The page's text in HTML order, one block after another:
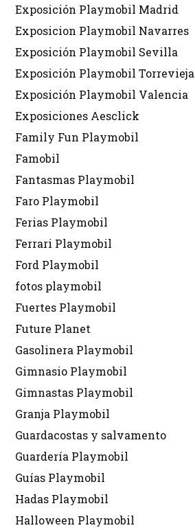
Exposición Playmobil Madrid
Exposicion Playmobil Navarres
Exposición Playmobil Sevilla
Exposición Playmobil Torrevieja
Exposición Playmobil Valencia
Exposiciones Aesclick
Family Fun Playmobil
Famobil
Fantasmas Playmobil
Faro Playmobil
Ferias Playmobil
Ferrari Playmobil
Ford Playmobil
fotos playmobil
Fuertes Playmobil
Future Planet
Gasolinera Playmobil
Gimnasio Playmobil
Gimnastas Playmobil
Granja Playmobil
Guardacostas y salvamento
Guardería Playmobil
Guías Playmobil
Hadas Playmobil
Halloween Playmobil